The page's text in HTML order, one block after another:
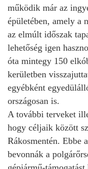
működik már az
épületében, amely a
az elmúlt időszak
lehetőség igen
óta mintegy 150
kerületben
egyébként
országosan is.
A további terveket
hogy céljaik között
Rákosmentén. Ebbe
bevonnák a